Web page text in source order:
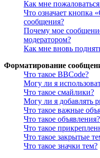
Как мне
Что означает кнопка
сообщения?
Почему мое
модератором?
Как мне вновь
Форматирование
Что такое BBCode?
Могу ли я
Что такое смайлики?
Могу ли я добавлять
Что такое важные
Что такое объявления?
Что такое
Что такое закрытые
Что такое значки тем?